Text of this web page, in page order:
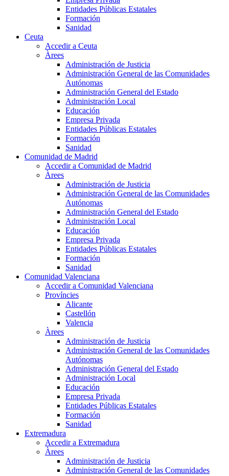
Entidades Públicas Estatales
Formación
Sanidad
Ceuta
Accedir a Ceuta
Àrees
Administración de Justicia
Administración General de las Comunidades
Autónomas
Administración General del Estado
Administración Local
Educación
Empresa Privada
Entidades Públicas Estatales
Formación
Sanidad
Comunidad de Madrid
Accedir a Comunidad de Madrid
Àrees
Administración de Justicia
Administración General de las Comunidades
Autónomas
Administración General del Estado
Administración Local
Educación
Empresa Privada
Entidades Públicas Estatales
Formación
Sanidad
Comunidad Valenciana
Accedir a Comunidad Valenciana
Províncies
Alicante
Castellón
Valencia
Àrees
Administración de Justicia
Administración General de las Comunidades
Autónomas
Administración General del Estado
Administración Local
Educación
Empresa Privada
Entidades Públicas Estatales
Formación
Sanidad
Extremadura
Accedir a Extremadura
Àrees
Administración de Justicia
Administración General de las Comunidades